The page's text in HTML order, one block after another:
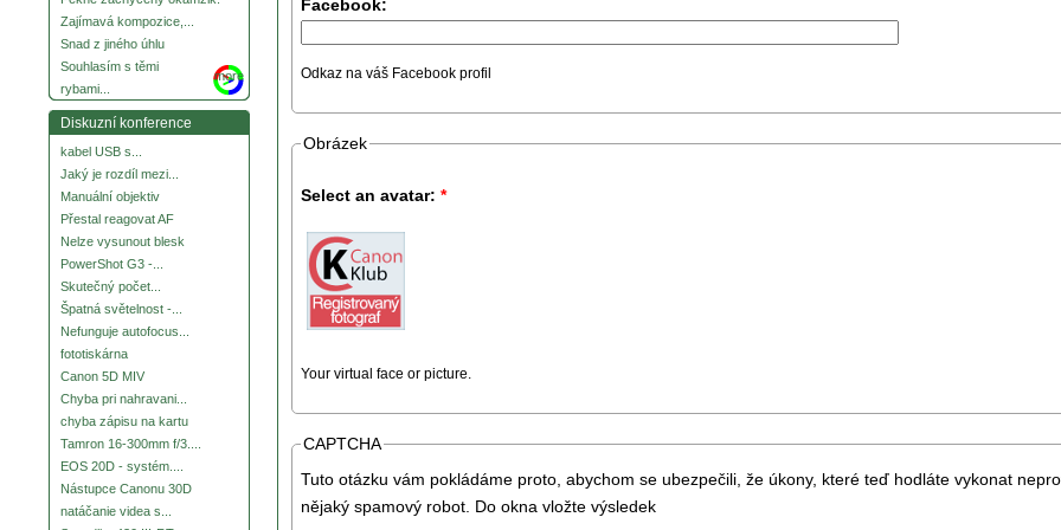
Zajímavá kompozice,...
Snad z jiného úhlu
Souhlasím s těmi
rybami...
more
Diskuzní konference
kabel USB s...
Jaký je rozdíl mezi...
Manuální objektiv
Přestal reagovat AF
Nelze vysunout blesk
PowerShot G3 -...
Skutečný počet...
Špatná světelnost -...
Nefunguje autofocus...
fototiskárna
Canon 5D MIV
Chyba pri nahravani...
chyba zápisu na kartu
Tamron 16-300mm f/3....
EOS 20D - systém....
Nástupce Canonu 30D
natáčanie videa s...
Facebook:
Odkaz na váš Facebook profil
Obrázek
Select an avatar: *
Your virtual face or picture.
CAPTCHA
Tuto otázku vám pokládáme proto, abychom se ubezpečili, že úkony, které teď hodláte vykonat
nějaký spamový robot. Do okna vložte výsledek